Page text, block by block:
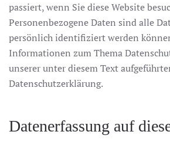
passiert, wenn Sie diese Website
Personenbezogene Daten sind alle
persönlich identifiziert werden
Informationen zum Thema
unserer unter diesem Text
Datenschutzerklärung.
Datenerfassung auf